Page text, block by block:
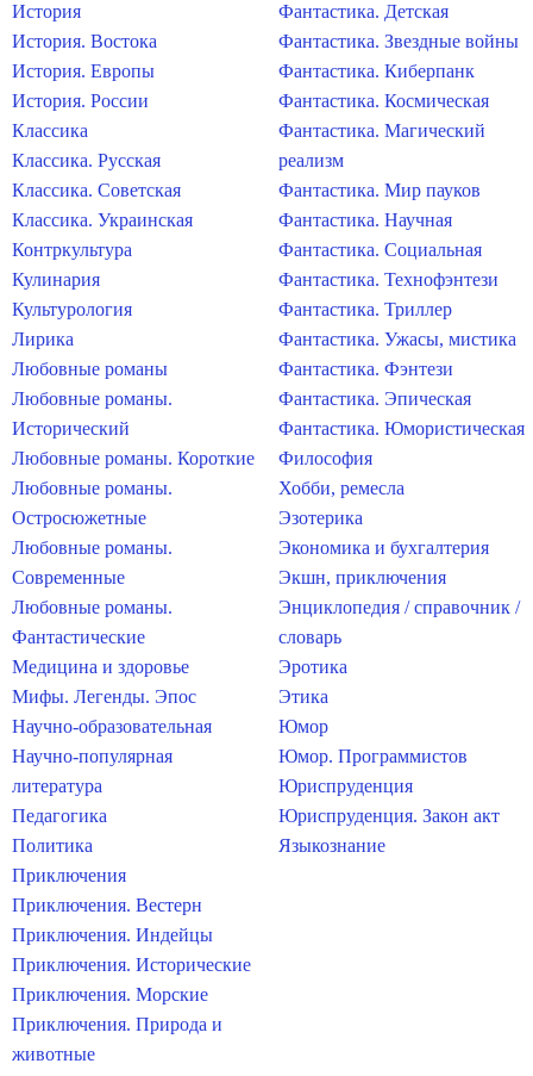
История
История. Востока
История. Европы
История. России
Классика
Классика. Русская
Классика. Советская
Классика. Украинская
Контркультура
Кулинария
Культурология
Лирика
Любовные романы
Любовные романы.
Исторический
Любовные романы. Короткие
Любовные романы.
Остросюжетные
Любовные романы.
Современные
Любовные романы.
Фантастические
Медицина и здоровье
Мифы. Легенды. Эпос
Научно-образовательная
Научно-популярная
литература
Педагогика
Политика
Приключения
Приключения. Вестерн
Приключения. Индейцы
Приключения. Исторические
Приключения. Морские
Приключения. Природа и
животные
Фантастика. Детская
Фантастика. Звездные войны
Фантастика. Киберпанк
Фантастика. Космическая
Фантастика. Магический
реализм
Фантастика. Мир пауков
Фантастика. Научная
Фантастика. Социальная
Фантастика. Технофэнтези
Фантастика. Триллер
Фантастика. Ужасы, мистика
Фантастика. Фэнтези
Фантастика. Эпическая
Фантастика. Юмористическая
Философия
Хобби, ремесла
Эзотерика
Экономика и бухгалтерия
Экшн, приключения
Энциклопедия / справочник /
словарь
Эротика
Этика
Юмор
Юмор. Программистов
Юриспруденция
Юриспруденция. Закон акт
Языкознание